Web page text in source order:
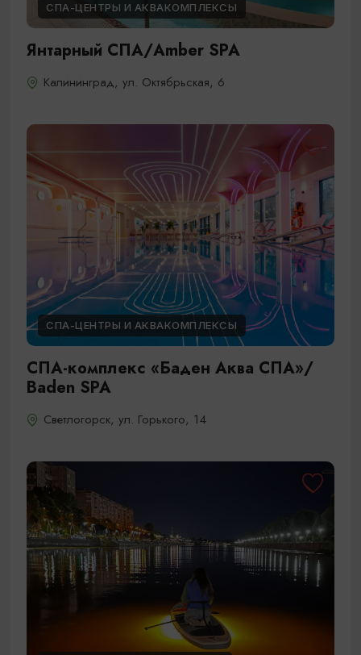
СПА-ЦЕНТРЫ И АКВАКОМПЛЕКСЫ
Янтарный СПА/Amber SPA
Калининград, ул. Октябрьская, 6
СПА-ЦЕНТРЫ И АКВАКОМПЛЕКСЫ
СПА-комплекс «Баден Аква СПА»/
Baden SPA
Светлогорск, ул. Горького, 14